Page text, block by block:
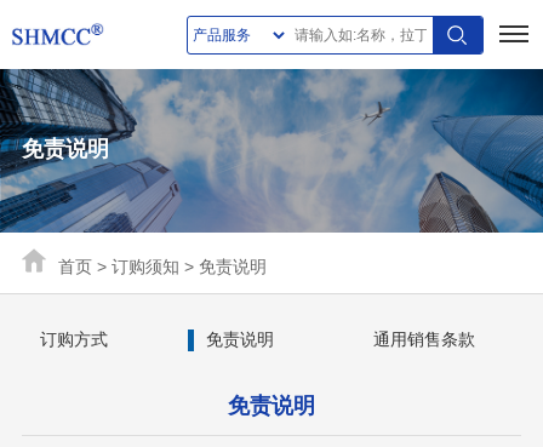
免责说明
首页> 订购须知 > 免责说明
订购方式 免责说明 通用销售条款
免责说明